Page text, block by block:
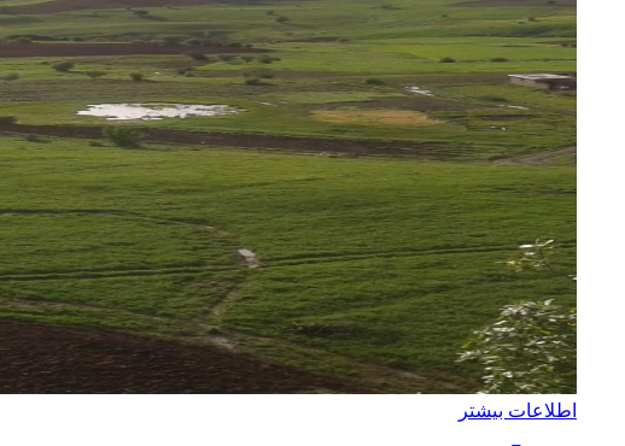
اطلاعات بیشتر